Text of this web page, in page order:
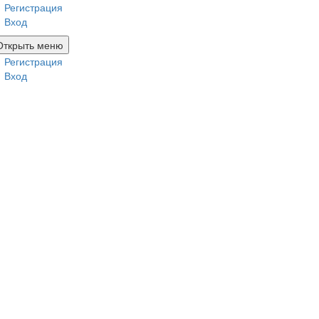
Регистрация
Вход
меню
Регистрация
Вход